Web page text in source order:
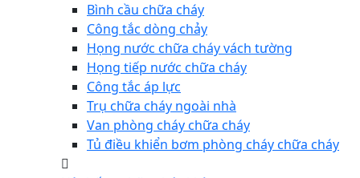
Bình cầu chữa cháy
Công tắc dòng chảy
Họng nước chữa cháy vách tường
Họng tiếp nước chữa cháy
Công tắc áp lực
Trụ chữa cháy ngoài nhà
Van phòng cháy chữa cháy
Tủ điều khiển bơm phòng cháy chữa cháy